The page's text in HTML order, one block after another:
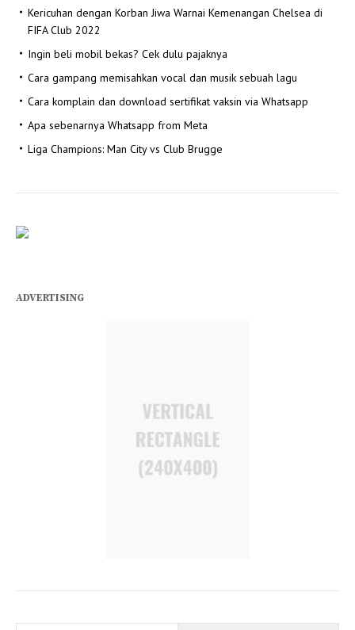
Kericuhan dengan Korban Jiwa Warnai Kemenangan Chelsea di
FIFA Club 2022
Ingin beli mobil bekas? Cek dulu pajaknya
Cara gampang memisahkan vocal dan musik sebuah lagu
Cara komplain dan download sertifikat vaksin via Whatsapp
Apa sebenarnya Whatsapp from Meta
Liga Champions: Man City vs Club Brugge
ADVERTISING